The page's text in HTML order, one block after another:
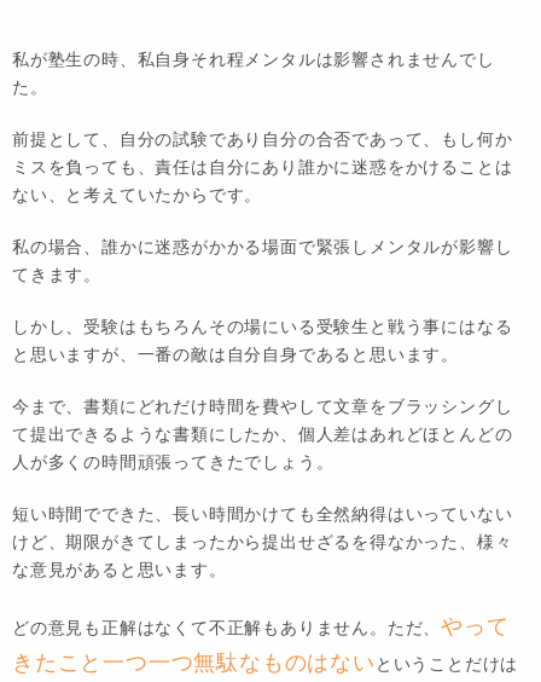
私が塾生の時、私自身それ程メンタルは影響されませんでし
た。
前提として、自分の試験であり自分の合否であって、もし何か
ミスを負っても、責任は自分にあり誰かに迷惑をかけることは
ない、と考えていたからです。
私の場合、誰かに迷惑がかかる場面で緊張しメンタルが影響し
てきます。
しかし、受験はもちろんその場にいる受験生と戦う事にはなる
と思いますが、一番の敵は自分自身であると思います。
今まで、書類にどれだけ時間を費やして文章をブラッシングし
て提出できるような書類にしたか、個人差はあれどほとんどの
人が多くの時間頑張ってきたでしょう。
短い時間でできた、長い時間かけても全然納得はいっていない
けど、期限がきてしまったから提出せざるを得なかった、様々
な意見があると思います。
どの意見も正解はなくて不正解もありません。ただ、やって
きたこと一つ一つ無駄なものはない ということだけは